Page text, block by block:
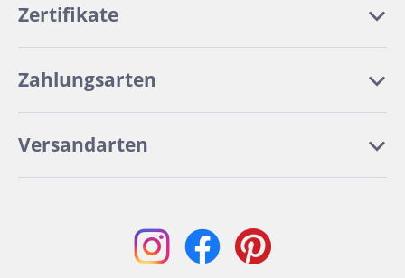
Zertifikate
Zahlungsarten
Versandarten